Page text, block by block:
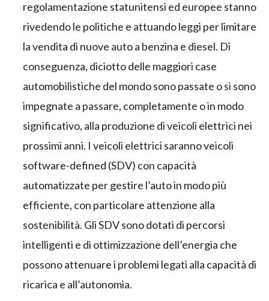
regolamentazione statunitensi ed europee stanno
rivedendo le politiche e attuando leggi per limitare
la vendita di nuove auto a benzina e diesel. Di
conseguenza, diciotto delle maggiori case
automobilistiche del mondo sono passate o si sono
impegnate a passare, completamente o in modo
significativo, alla produzione di veicoli elettrici nei
prossimi anni. I veicoli elettrici saranno veicoli
software-defined (SDV) con capacità
automatizzate per gestire l’auto in modo più
efficiente, con particolare attenzione alla
sostenibilità. Gli SDV sono dotati di percorsi
intelligenti e di ottimizzazione dell’energia che
possono attenuare i problemi legati alla capacità di
ricarica e all’autonomia.